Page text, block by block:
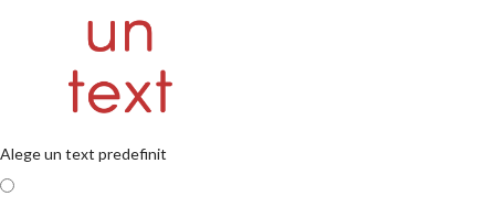
Alege un text predefinit